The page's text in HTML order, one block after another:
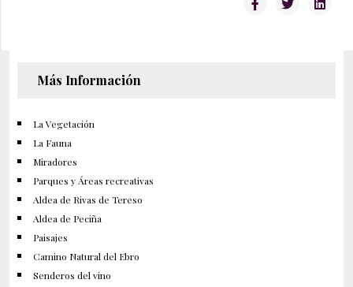
Más Información
La Vegetación
La Fauna
Miradores
Parques y Áreas recreativas
Aldea de Rivas de Tereso
Aldea de Peciña
Paisajes
Camino Natural del Ebro
Senderos del vino